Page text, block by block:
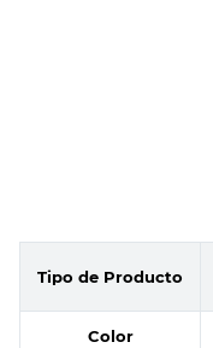
Tipo de Producto
Color